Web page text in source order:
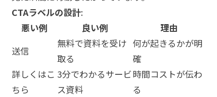
CTAラベルの設計:
悪い例
良い例
理由
送信
無料で資料を受け
取る
何が起きるかが明
確
詳しくはこ
ちら
3分でわかるサービ
ス資料
時間コストが伝わ
る